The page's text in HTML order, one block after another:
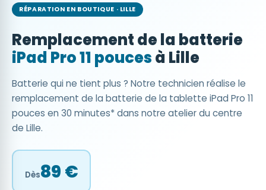
RÉPARATION EN BOUTIQUE · LILLE
Remplacement de la batterie
iPad Pro 11 poucesà Lille
Batterie qui ne tient plus ? Notre technicien réalise le
remplacement de la batterie de la tablette iPad Pro 11
pouces en 30 minutes* dans notre atelier du centre
de Lille.
Dès89 €